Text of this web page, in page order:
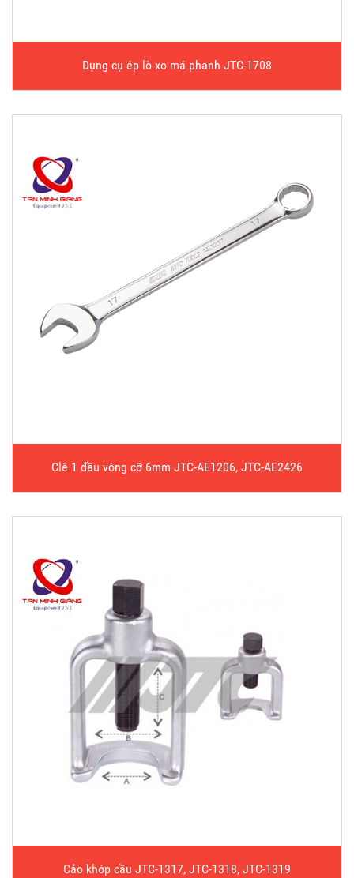
Dụng cụ ép lò xo má phanh JTC-1708
Clê 1 đầu vòng cỡ 6mm JTC-AE1206, JTC-AE2426
Cảo khớp cầu JTC-1317, JTC-1318, JTC-1319